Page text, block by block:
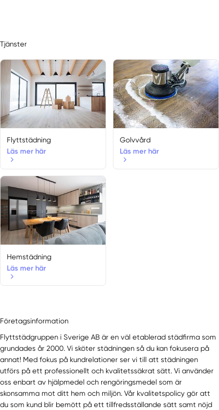
Tjänster
Flyttstädning
Läs mer här
Golvvård
Läs mer här
Hemstädning
Läs mer här
Företagsinformation
Flyttstädgruppen i Sverige AB är en väl etablerad städfirma som
grundades år 2000. Vi sköter städningen så du kan fokusera på
annat! Med fokus på kundrelationer ser vi till att städningen
utförs på ett professionellt och kvalitetssäkrat sätt. Vi använder
oss enbart av hjälpmedel och rengöringsmedel som är
skonsamma mot ditt hem och miljön. Vår kvalitetspolicy gör att
du som kund blir bemött på ett tillfredsställande sätt samt nöjd